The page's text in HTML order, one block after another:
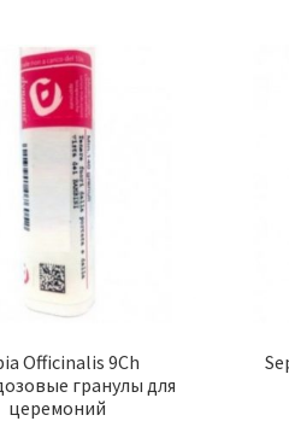
Officinalis 9Ch
гранулы для
церемоний